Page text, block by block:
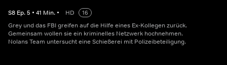
S8 Ep.5 • 41 Min. • HD
16
Grey und das FBI greifen auf die Hilfe eines Ex-Kollegen zurück.
Gemeinsam wollen sie ein kriminelles Netzwerk hochnehmen.
Nolans Team untersucht eine Schießerei mit Polizeibeteiligung.